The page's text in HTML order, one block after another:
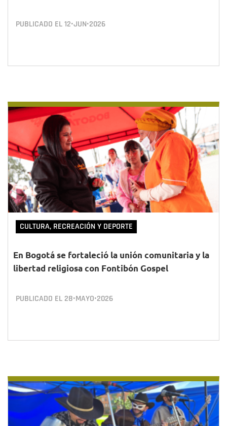
PUBLICADO EL12•JUN•2026
CULTURA, RECREACIÓN Y DEPORTE
En Bogotá se fortaleció la unión comunitaria y la
libertad religiosa con Fontibón Gospel
PUBLICADO EL 28•MAYO•2026